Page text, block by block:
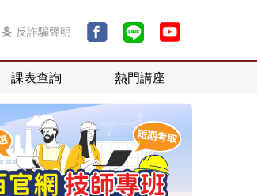
反詐騙聲明
課表查詢 熱門講座